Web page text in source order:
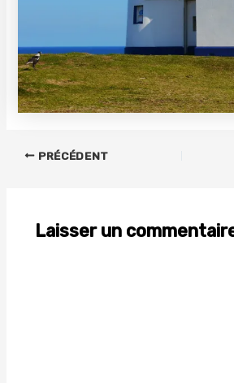
PRÉCÉDENT
Laisser un